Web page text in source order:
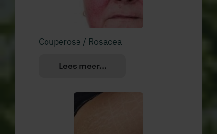
Couperose / Rosacea
Lees meer...